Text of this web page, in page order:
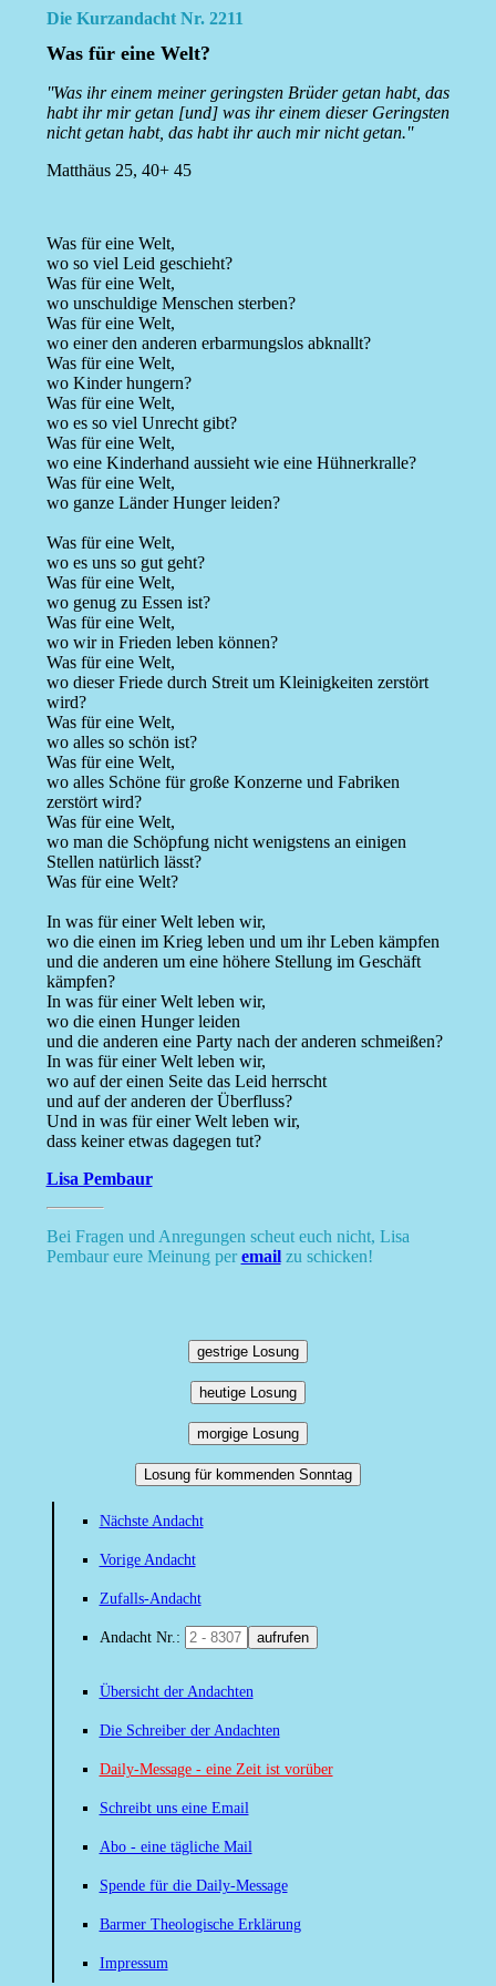
Die Kurzandacht Nr. 2211
Was für eine Welt?
''Was ihr einem meiner geringsten Brüder getan habt, das
habt ihr mir getan [und] was ihr einem dieser Geringsten
nicht getan habt, das habt ihr auch mir nicht getan.''
Matthäus 25, 40+ 45
Was für eine Welt,
wo so viel Leid geschieht?
Was für eine Welt,
wo unschuldige Menschen sterben?
Was für eine Welt,
wo einer den anderen erbarmungslos abknallt?
Was für eine Welt,
wo Kinder hungern?
Was für eine Welt,
wo es so viel Unrecht gibt?
Was für eine Welt,
wo eine Kinderhand aussieht wie eine Hühnerkralle?
Was für eine Welt,
wo ganze Länder Hunger leiden?
Was für eine Welt,
wo es uns so gut geht?
Was für eine Welt,
wo genug zu Essen ist?
Was für eine Welt,
wo wir in Frieden leben können?
Was für eine Welt,
wo dieser Friede durch Streit um Kleinigkeiten zerstört
wird?
Was für eine Welt,
wo alles so schön ist?
Was für eine Welt,
wo alles Schöne für große Konzerne und Fabriken
zerstört wird?
Was für eine Welt,
wo man die Schöpfung nicht wenigstens an einigen
Stellen natürlich lässt?
Was für eine Welt?
In was für einer Welt leben wir,
wo die einen im Krieg leben und um ihr Leben kämpfen
und die anderen um eine höhere Stellung im Geschäft
kämpfen?
In was für einer Welt leben wir,
wo die einen Hunger leiden
und die anderen eine Party nach der anderen schmeißen?
In was für einer Welt leben wir,
wo auf der einen Seite das Leid herrscht
und auf der anderen der Überfluss?
Und in was für einer Welt leben wir,
dass keiner etwas dagegen tut?
Lisa Pembaur
Bei Fragen und Anregungen scheut euch nicht, Lisa
Pembaur eure Meinung peremailzu schicken!
gestrige Losung
heutige Losung
morgige Losung
Losung für kommenden Sonntag
Nächste Andacht
Vorige Andacht
Zufalls-Andacht
Andacht Nr.: aufrufen
Übersicht der Andachten
Die Schreiber der Andachten
Daily-Message - eine Zeit ist vorüber
Schreibt uns eine Email
Abo - eine tägliche Mail
Spende für die Daily-Message
Barmer Theologische Erklärung
Impressum